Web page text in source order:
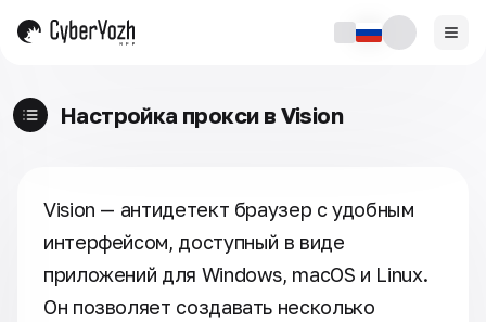
Настройка прокси в Vision
Vision — антидетект браузер с удобным
интерфейсом, доступный в виде
приложений для Windows, macOS и Linux.
Он позволяет создавать несколько